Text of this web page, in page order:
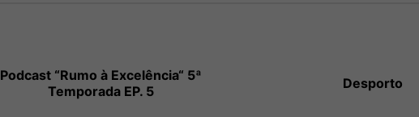
Podcast “Rumo à Excelência“ 5ª
Temporada EP. 5
Desporto